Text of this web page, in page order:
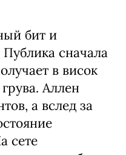
бит и
сначала
в висок
Аллен
а вслед за
сете